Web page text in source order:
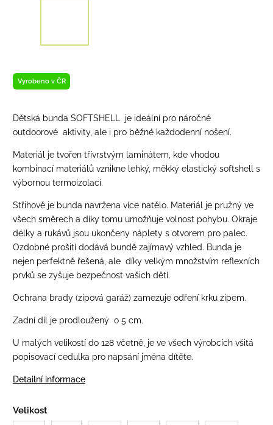
Vyrobeno v ČR
Dětská bunda SOFTSHELL je ideální pro náročné
outdoorové aktivity, ale i pro běžné každodenní nošení.
Materiál je tvořen třívrstvým laminátem, kde vhodou
kombinací materiálů vznikne lehký, měkký elastický softshell s
výbornou termoizolací.
Střihově je bunda navržena více natělo. Materiál je pružný ve
všech směrech a díky tomu umožňuje volnost pohybu. Okraje
délky a rukávů jsou ukončeny náplety s otvorem pro palec.
Ozdobné prošití dodává bundě zajímavý vzhled. Bunda je
nejen perfektně řešená, ale díky velkým množstvím reflexních
prvků se zyšuje bezpečnost vašich dětí.
Ochrana brady (zipová garáž) zamezuje odření krku zipem.
Zadní díl je prodloužený o 5 cm.
U malých velikostí do 128 včetně, je ve všech výrobcích všitá
popisovací cedulka pro napsání jména dítěte.
Detailní informace
Velikost